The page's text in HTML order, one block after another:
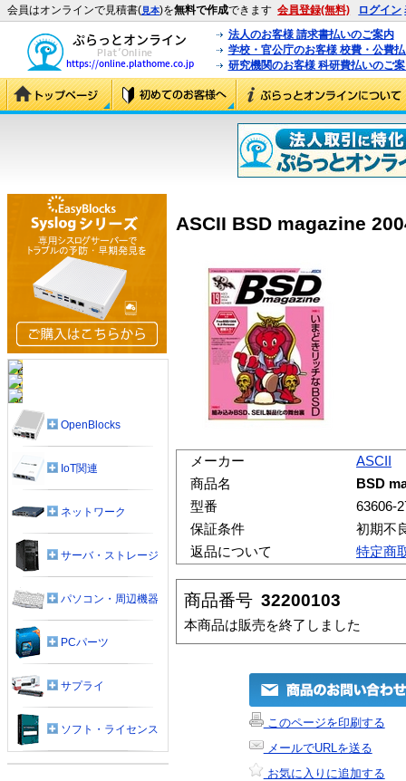
会員はオンラインで見積書(見本)を無料で作成できます 会員登録(無料) ログイン
法人のお客様 請求書払いのご案内
学校・官公庁のお客様 校費・公費
研究機関のお客様 科研費払いのご
ASCII BSD magazine
メーカー
ASCII
商品名
BSD
型番
63606-
保証条件
初期不
返品について
特定商
商品番号 32200103
本商品は販売を終了しました
このページを印刷する
メールでURLを送る
お気に入りに追加する
OpenBlocks
IoT関連
ネットワーク
サーバ・ストレージ
パソコン・周辺機器
PCパーツ
サプライ
ソフト・ライセンス